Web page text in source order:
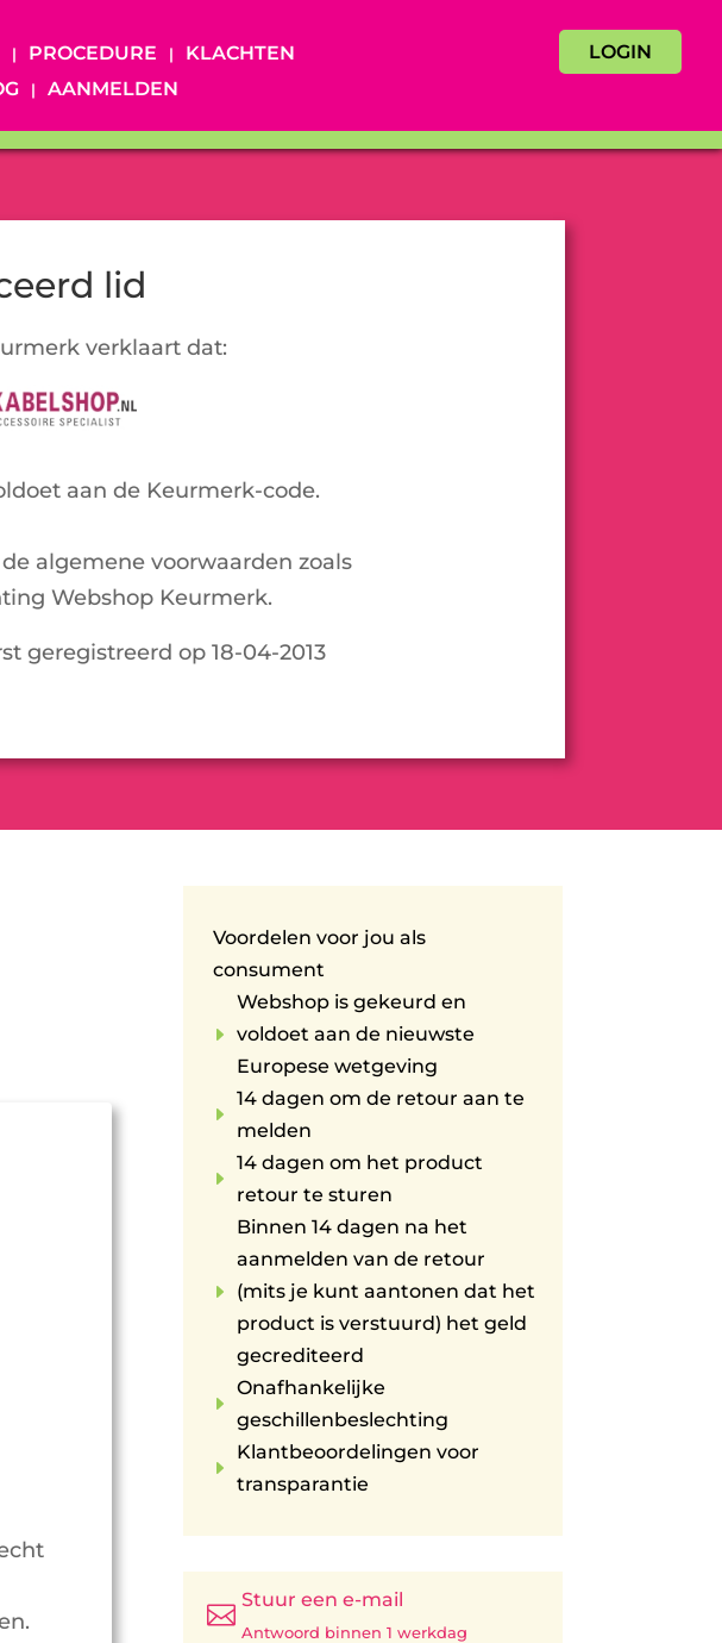
PROCEDURE
KLACHTEN
AANMELDEN
LOGIN
lid
verklaart dat:
aan de Keurmerk-code.
algemene voorwaarden zoals
Webshop Keurmerk.
geregistreerd op 18-04-2013
Voordelen voor jou als
consument
E
Webshop is gekeurd en
voldoet aan de nieuwste
Europese wetgeving
E
14 dagen om de retour aan te
melden
E
14 dagen om het product
retour te sturen
E
Binnen 14 dagen na het
aanmelden van de retour
(mits je kunt aantonen dat het
product is verstuurd) het geld
gecrediteerd
E
Onafhankelijke
geschillenbeslechting
E
Klantbeoordelingen voor
transparantie

Stuur een e-mail
Antwoord binnen 1 werkdag